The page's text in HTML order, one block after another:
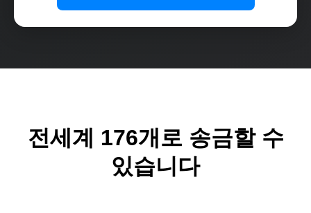
전세계 176개로 송금할 수
있습니다